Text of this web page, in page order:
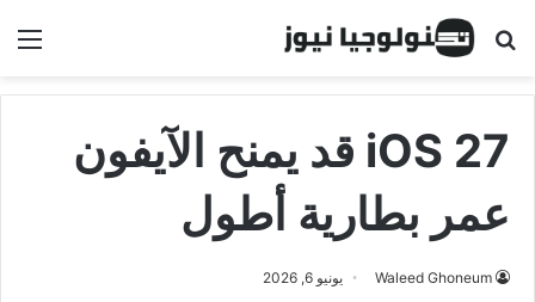
البحث عن
iOS 27 قد يمنح الآيفون
عمر بطارية أطول
Waleed Ghoneum يونيو 6, 2026